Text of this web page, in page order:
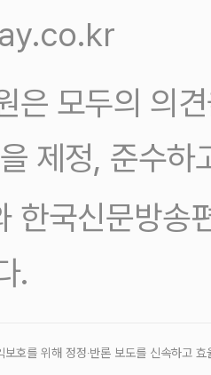
은 모두의 의
을 제정, 준수하
한국신문방송
.
호를 위해 정정‧반론 보도를 신속하고